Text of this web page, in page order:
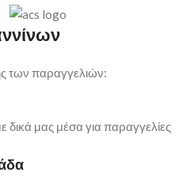
των παραγγελιών:
μας μέσα για παραγγελίες